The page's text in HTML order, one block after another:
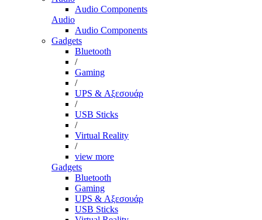
Audio Components
Audio
Audio Components
Gadgets
Bluetooth
/
Gaming
/
UPS & Αξεσουάρ
/
USB Sticks
/
Virtual Reality
/
view more
Gadgets
Bluetooth
Gaming
UPS & Αξεσουάρ
USB Sticks